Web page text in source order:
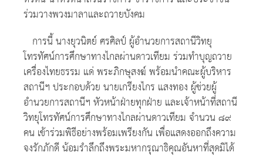
ร่วมวางพวงมาลาและถวายบังคม
การนี้ นางยุวนิตย์ ศรศิลป์ ผู้อำนวยการสถานีวิทยุ
โทรทัศน์การศึกษาทางไกลผ่านดาวเทียม ร่วมทำบุญถวาย
เครื่องไทยธรรม แด่ พระภิกษุสงฆ์ พร้อมนำคณะผู้บริหาร
สถานีฯ ประกอบด้วย นายเกรียงไกร แสงทอง ผู้ช่วยผู้
อำนวยการสถานีฯ หัวหน้าฝ่ายทุกฝ่าย และเจ้าหน้าที่สถานี
วิทยุโทรทัศน์การศึกษาทางไกลผ่านดาวเทียม จำนวน ๘๙
คน เข้าร่วมพิธีอย่างพร้อมเพรียงกัน เพื่อแสดงออกถึงความ
จงรักภักดี น้อมรำลึกถึงพระมหากรุณาธิคุณอันหาที่สุดมิได้